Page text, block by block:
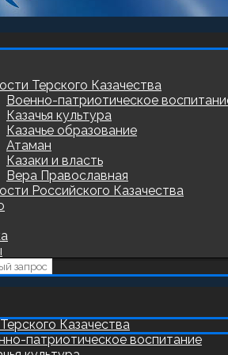
Терского Казачества
Военно-патриотическое
Казачья культура
Казачье образование
Атаман
Казаки и власть
Вера Православная
Российского Казачества
Казачества
патриотическое воспитание